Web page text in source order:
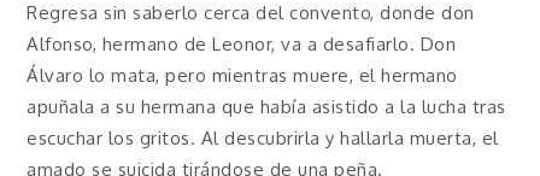
Regresa sin saberlo cerca del convento, donde don
Alfonso, hermano de Leonor, va a desafiarlo. Don
Álvaro lo mata, pero mientras muere, el hermano
apuñala a su hermana que había asistido a la lucha tras
escuchar los gritos. Al descubrirla y hallarla muerta, el
amado se suicida tirándose de una peña.